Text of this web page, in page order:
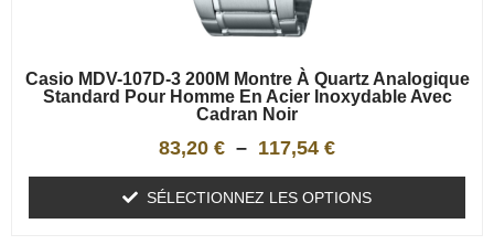
Casio MDV-107D-3 200M Montre À Quartz Analogique
Standard Pour Homme En Acier Inoxydable Avec
Cadran Noir
83,20 € – 117,54 €
SÉLECTIONNEZ LES OPTIONS